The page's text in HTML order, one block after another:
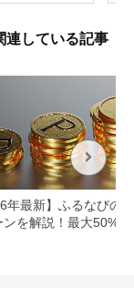
連している記事
年最新】ふるなびの
ンを解説！最大50%還